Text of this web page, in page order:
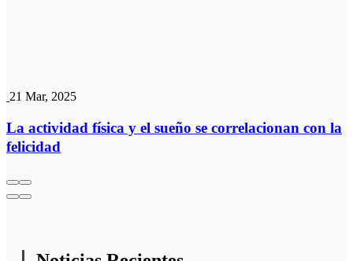
21 Mar, 2025
La actividad física y el sueño se correlacionan con la
felicidad